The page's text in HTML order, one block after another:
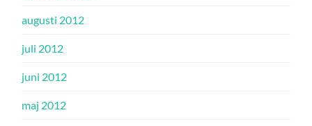
augusti 2012
juli 2012
juni 2012
maj 2012